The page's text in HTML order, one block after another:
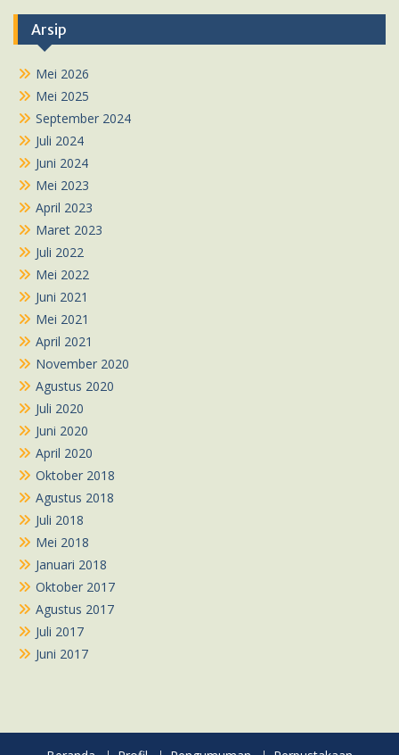
Arsip
Mei 2026
Mei 2025
September 2024
Juli 2024
Juni 2024
Mei 2023
April 2023
Maret 2023
Juli 2022
Mei 2022
Juni 2021
Mei 2021
April 2021
November 2020
Agustus 2020
Juli 2020
Juni 2020
April 2020
Oktober 2018
Agustus 2018
Juli 2018
Mei 2018
Januari 2018
Oktober 2017
Agustus 2017
Juli 2017
Juni 2017